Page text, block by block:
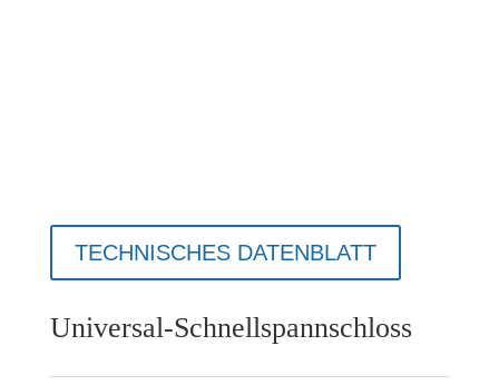
TECHNISCHES DATENBLATT
Universal-Schnellspannschloss